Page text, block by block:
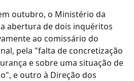
outubro, o Ministério da
abertura de dois inquéritos
ao comissário do
pela "falta de concretização
e sobre uma situação de
e outro à Direção dos